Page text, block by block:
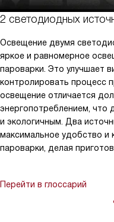
2 светодиодных
Освещение двумя
яркое и равномерное
пароварки. Это улучшает
контролировать процесс
освещение отличается
энергопотреблением, что
и экологичным. Два
максимальное удобство и
пароварки, делая
Перейти в глоссарий